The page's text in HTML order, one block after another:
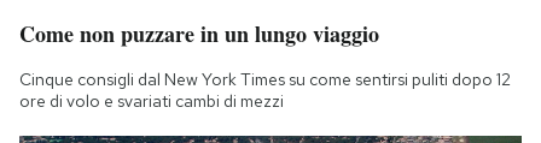
Come non puzzare in un lungo viaggio
Cinque consigli dal New York Times su come sentirsi puliti dopo 12
ore di volo e svariati cambi di mezzi